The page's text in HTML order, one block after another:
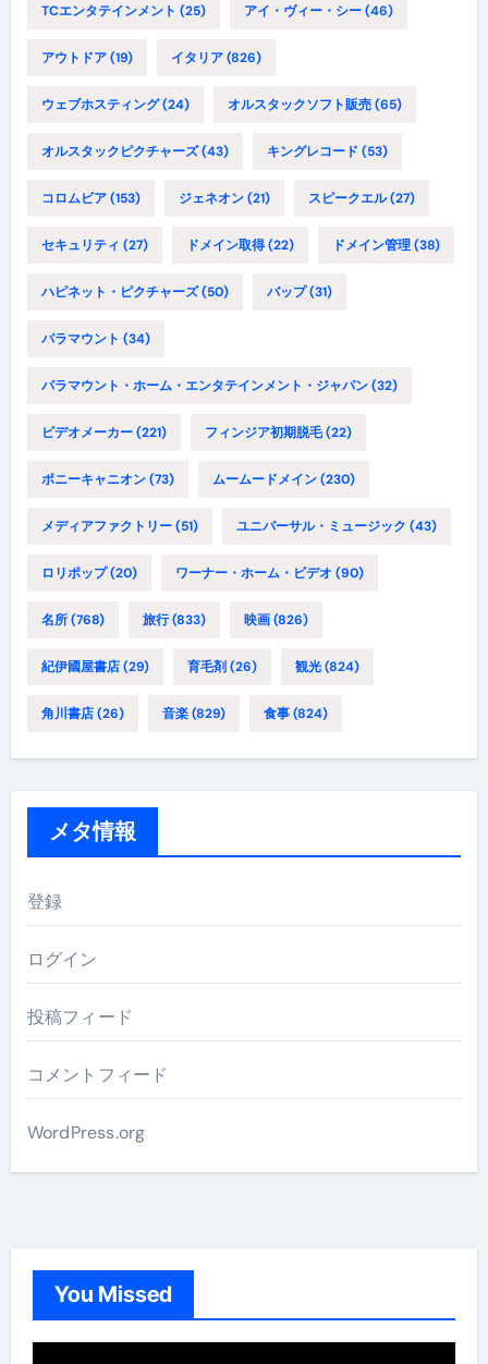
TCエンタテインメント (25) アイ・ヴィー・シー(46)
アウトドア(19) イタリア(826)
ウェブホスティング(24) オルスタックソフト販売(65)
オルスタックピクチャーズ(43) キングレコード (53)
コロムビア(153) ジェネオン(21) スピークエル(27)
セキュリティ (27) ドメイン取得(22) ドメイン管理(38)
ハピネット・ピクチャーズ(50) バップ(31)
パラマウント (34)
パラマウント・ホーム・エンタテインメント・ジャパン(32)
ビデオメーカー(221) フィンジア初期脱毛(22)
ポニーキャニオン(73) ムームードメイン(230)
メディアファクトリー(51) ユニバーサル・ミュージック (43)
ロリポップ(20) ワーナー・ホーム・ビデオ (90)
名所(768) 旅行(833) 映画(826)
紀伊國屋書店(29) 育毛剤 (26) 観光(824)
角川書店(26) 音楽(829) 食事(824)
メタ情報
登録
ログイン
投稿フィード
コメントフィード
WordPress.org
You Missed